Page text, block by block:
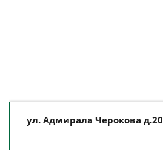
ул. Адмирала Черокова д.20